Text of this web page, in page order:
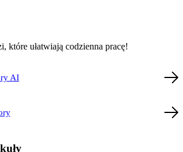
które ułatwiają codzienna pracę!
AI